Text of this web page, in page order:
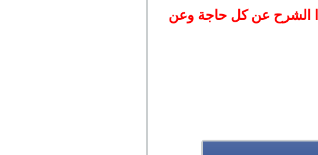
الشرح عن كل حاجة وعن